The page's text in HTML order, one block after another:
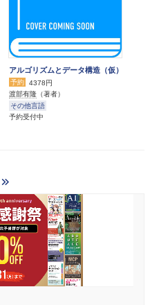
アルゴリズムとデータ構造（仮）
予約
4378円
渡部有隆 （著者）
その他言語
予約受付中